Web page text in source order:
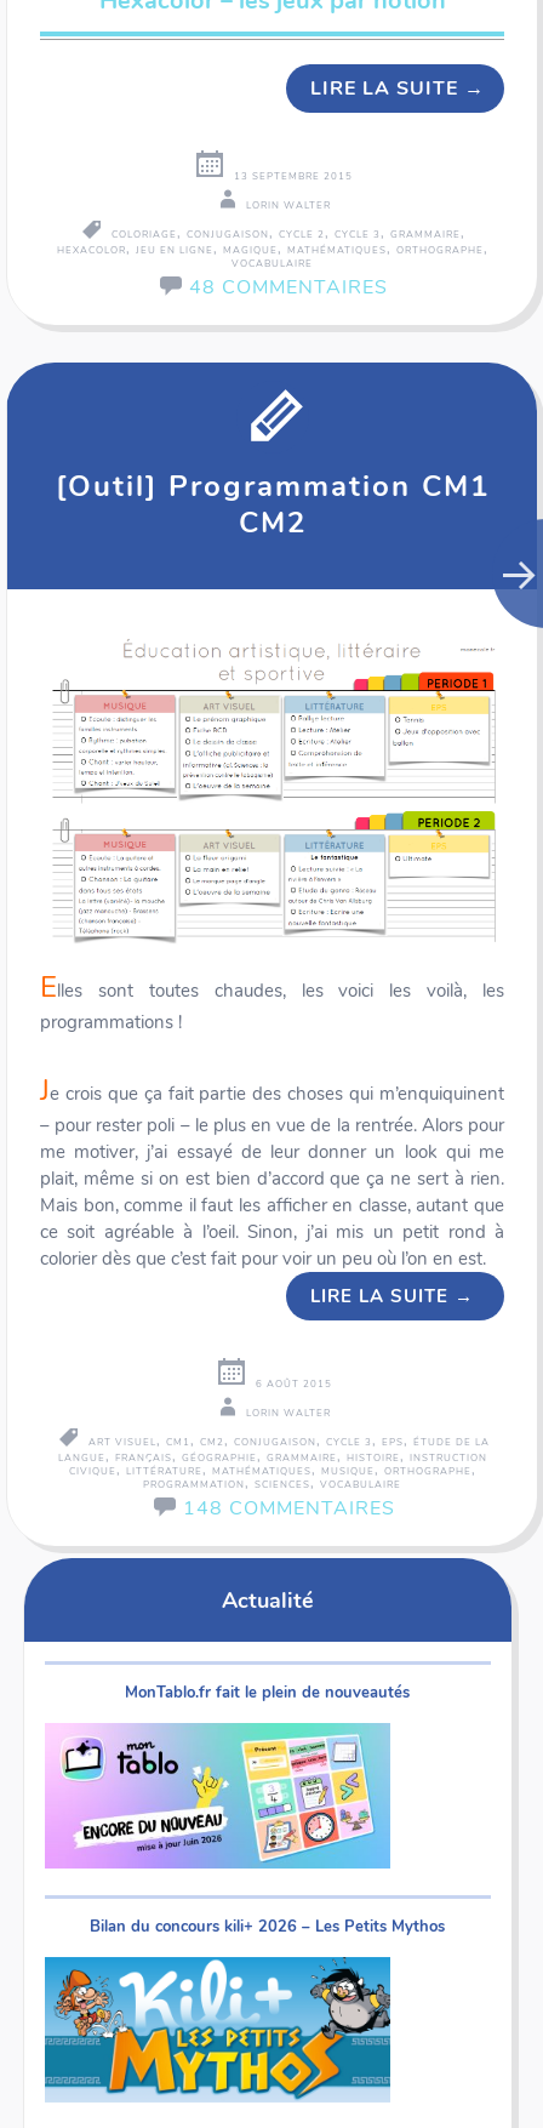
LIRE LA SUITE →
13 SEPTEMBRE 2015
LORIN WALTER
COLORIAGE , CONJUGAISON , CYCLE 2 , CYCLE 3 , GRAMMAIRE ,
HEXACOLOR, JEU EN LIGNE , MAGIQUE , MATHÉMATIQUES, ORTHOGRAPHE ,
VOCABULAIRE
48 COMMENTAIRES
[Outil] Programmation CM1
CM2
Elles sont toutes chaudes, les voici les voilà, les
programmations !
Je crois que ça fait partie des choses qui m’enquiquinent
– pour rester poli – le plus en vue de la rentrée. Alors pour
me motiver, j’ai essayé de leur donner un look qui me
plait, même si on est bien d’accord que ça ne sert à rien.
Mais bon, comme il faut les afficher en classe, autant que
ce soit agréable à l’oeil. Sinon, j’ai mis un petit rond à
colorier dès que c’est fait pour voir un peu où l’on en est.
LIRE LA SUITE →
6 AOÛT 2015
LORIN WALTER
ART VISUEL, CM1 , CM2 , CONJUGAISON , CYCLE 3 , EPS, ÉTUDE DE LA
LANGUE , FRANÇAIS, GÉOGRAPHIE , GRAMMAIRE , HISTOIRE , INSTRUCTION
CIVIQUE , LITTÉRATURE , MATHÉMATIQUES, MUSIQUE , ORTHOGRAPHE ,
PROGRAMMATION , SCIENCES, VOCABULAIRE
148 COMMENTAIRES
Navigation
des
articles
Actualité
MonTablo.fr fait le plein de nouveautés
Bilan du concours kili+ 2026 – Les Petits Mythos